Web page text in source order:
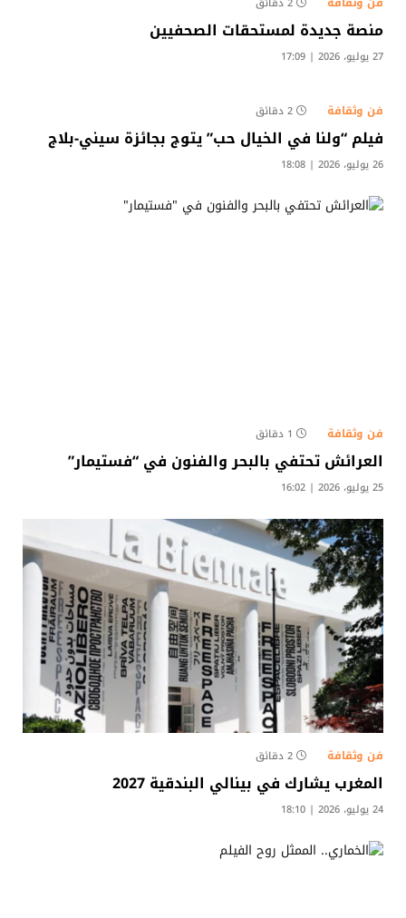
منصة جديدة لمستحقات الصحفيين
27 يوليو، 2026 | 17:09
فن وثقافة 2 دقائق
فيلم “ولنا في الخيال حب” يتوج بجائزة سيني-بلاج
26 يوليو، 2026 | 18:08
فن وثقافة 1 دقائق
العرائش تحتفي بالبحر والفنون في “فستيمار”
25 يوليو، 2026 | 16:02
فن وثقافة 2 دقائق
المغرب يشارك في بينالي البندقية 2027
24 يوليو، 2026 | 18:10